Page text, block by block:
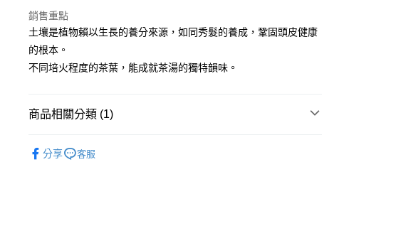
運送方式
全家取貨付款
每筆NT$70，滿NT$1,000(含以上)免運費
每筆NT$70，滿NT$1,000(含以上)免運費
每筆NT$70，滿NT$1,000(含以上)免運費
銷售重點
土壤是植物賴以生長的養分來源，如同秀髮的養成，鞏固頭皮健康
的根本。
不同培火程度的茶葉，能成就茶湯的獨特韻味。
商品相關分類 (1)
分享
客服